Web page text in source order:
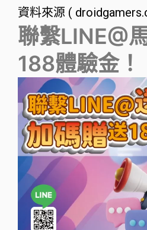
資料來源 (
聯繫LINE@
188體驗金！